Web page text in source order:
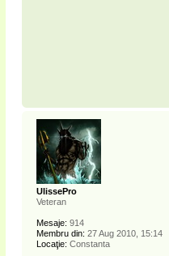
UlissePro
Veteran
Mesaje: 914
Membru din: 27 Aug 2010, 15:14
Locaţie: Constanta